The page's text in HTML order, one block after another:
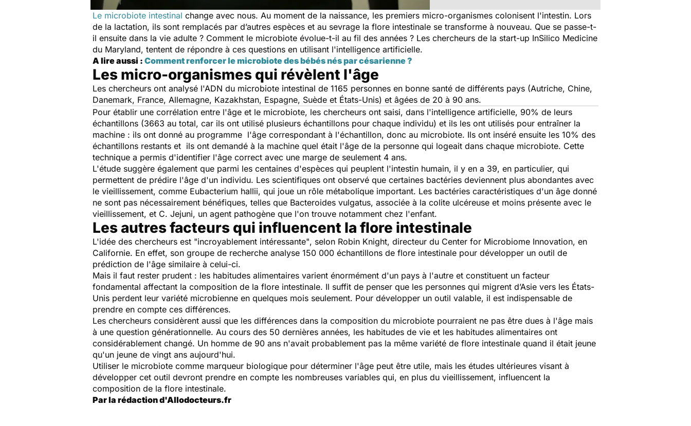
Le microbiote intestinal change avec nous. Au moment de la naissance, les premiers micro-organismes colonisent l'intestin. Lors
de la lactation, ils sont remplacés par d’autres espèces et au sevrage la flore intestinale se transforme à nouveau. Que se passe-t-
il ensuite dans la vie adulte ? Comment le microbiote évolue-t-il au fil des années ? Les chercheurs de la start-up InSilico Medicine
du Maryland, tentent de répondre à ces questions en utilisant l'intelligence artificielle.
A lire aussi : Comment renforcer le microbiote des bébés nés par césarienne ?
Les micro-organismes qui révèlent l'âge
Les chercheurs ont analysé l'ADN du microbiote intestinal de 1165 personnes en bonne santé de différents pays (Autriche, Chine,
Danemark, France, Allemagne, Kazakhstan, Espagne, Suède et États-Unis) et âgées de 20 à 90 ans.
Pour établir une corrélation entre l'âge et le microbiote, les chercheurs ont saisi, dans l'intelligence artificielle, 90% de leurs
échantillons (3663 au total, car ils ont utilisé plusieurs échantillons pour chaque individu) et ils les ont utilisés pour entraîner la
machine : ils ont donné au programme l'âge correspondant à l'échantillon, donc au microbiote. Ils ont inséré ensuite les 10% des
échantillons restants et ils ont demandé à la machine quel était l'âge de la personne qui logeait dans chaque microbiote. Cette
technique a permis d'identifier l'âge correct avec une marge de seulement 4 ans.
L'étude suggère également que parmi les centaines d'espèces qui peuplent l'intestin humain, il y en a 39, en particulier, qui
permettent de prédire l'âge d'un individu. Les scientifiques ont observé que certaines bactéries deviennent plus abondantes avec
le vieillissement, comme Eubacterium hallii, qui joue un rôle métabolique important. Les bactéries caractéristiques d'un âge donné
ne sont pas nécessairement bénéfiques, telles que Bacteroides vulgatus, associée à la colite ulcéreuse et moins présente avec le
vieillissement, et C. Jejuni, un agent pathogène que l'on trouve notamment chez l'enfant.
Les autres facteurs qui influencent la flore intestinale
L'idée des chercheurs est "incroyablement intéressante", selon Robin Knight, directeur du Center for Microbiome Innovation, en
Californie. En effet, son groupe de recherche analyse 150 000 échantillons de flore intestinale pour développer un outil de
prédiction de l'âge similaire à celui-ci.
Mais il faut rester prudent : les habitudes alimentaires varient énormément d'un pays à l'autre et constituent un facteur
fondamental affectant la composition de la flore intestinale. Il suffit de penser que les personnes qui migrent d’Asie vers les États-
Unis perdent leur variété microbienne en quelques mois seulement. Pour développer un outil valable, il est indispensable de
prendre en compte ces différences.
Les chercheurs considèrent aussi que les différences dans la composition du microbiote pourraient ne pas être dues à l'âge mais
à une question générationnelle. Au cours des 50 dernières années, les habitudes de vie et les habitudes alimentaires ont
considérablement changé. Un homme de 90 ans n'avait probablement pas la même variété de flore intestinale quand il était jeune
qu'un jeune de vingt ans aujourd'hui.
Utiliser le microbiote comme marqueur biologique pour déterminer l'âge peut être utile, mais les études ultérieures visant à
développer cet outil devront prendre en compte les nombreuses variables qui, en plus du vieillissement, influencent la
composition de la flore intestinale.
Par la rédaction d'Allodocteurs.fr